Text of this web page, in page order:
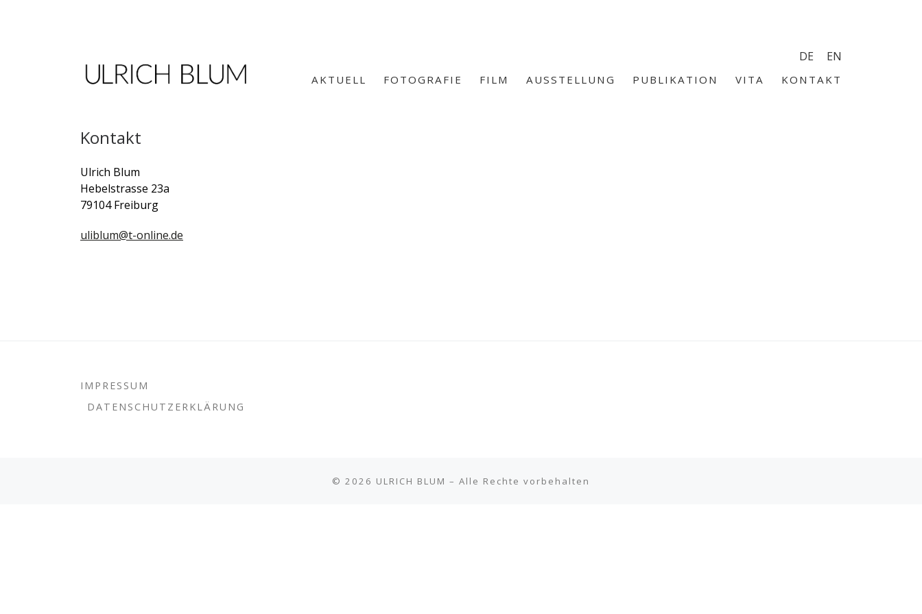
DE EN
AKTUELL FOTOGRAFIE FILM AUSSTELLUNG PUBLIKATION VITA KONTAKT
Kontakt
Ulrich Blum
Hebelstrasse 23a
79104 Freiburg
uliblum@t-online.de
IMPRESSUM
DATENSCHUTZERKLÄRUNG
© 2026 ULRICH BLUM – Alle Rechte vorbehalten